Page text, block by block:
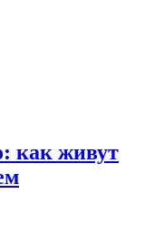
как живут